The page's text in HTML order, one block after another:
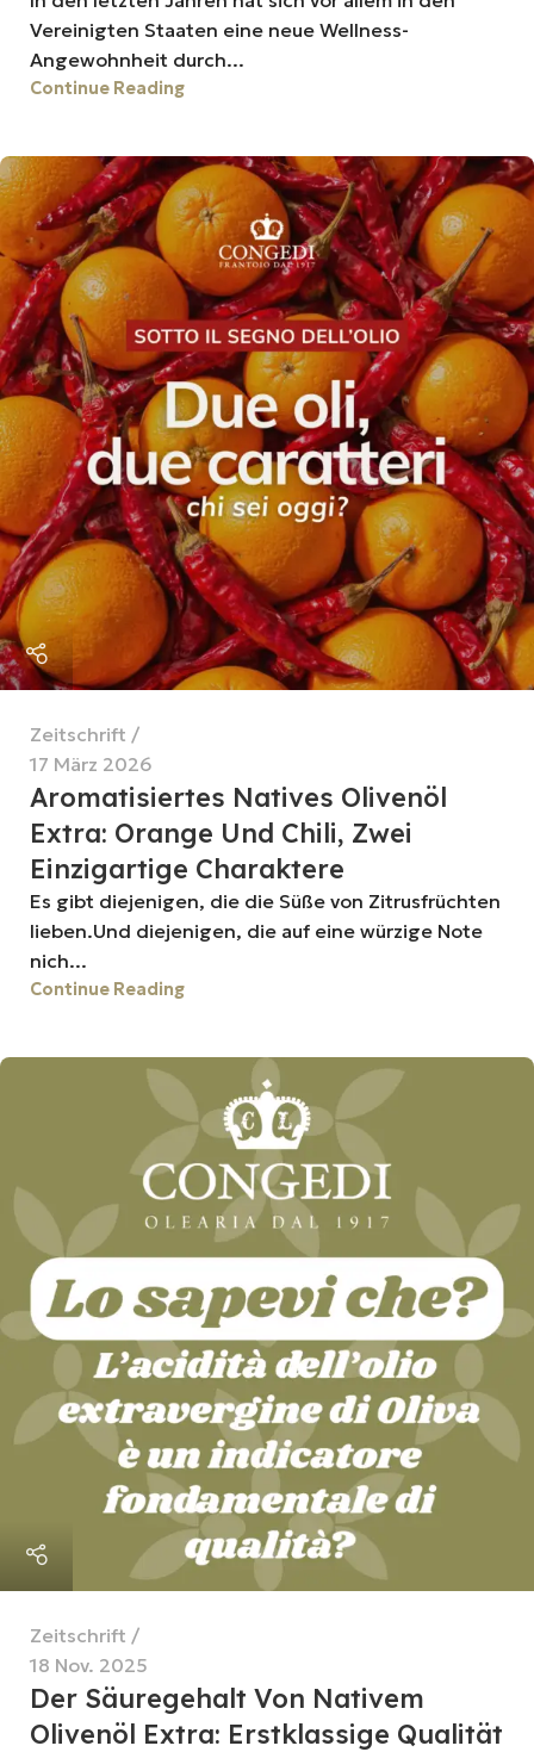
Vereinigten Staaten eine neue Wellness-
Angewohnheit durch...
Continue Reading
Zeitschrift
17 März 2026
Aromatisiertes Natives Olivenöl
Extra: Orange Und Chili, Zwei
Einzigartige Charaktere
Es gibt diejenigen, die die Süße von Zitrusfrüchten
lieben.Und diejenigen, die auf eine würzige Note
nich...
Continue Reading
Zeitschrift
18 Nov. 2025
Der Säuregehalt Von Nativem
Olivenöl Extra: Erstklassige Qualität